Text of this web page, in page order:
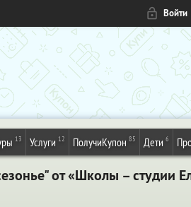
Войти
13 Услуги 12 ПолучиКупон 85 Дети 6
от «Школы – студии